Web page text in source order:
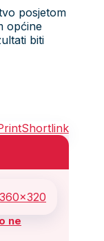
posjetom
općine
biti
Shortlink
ne